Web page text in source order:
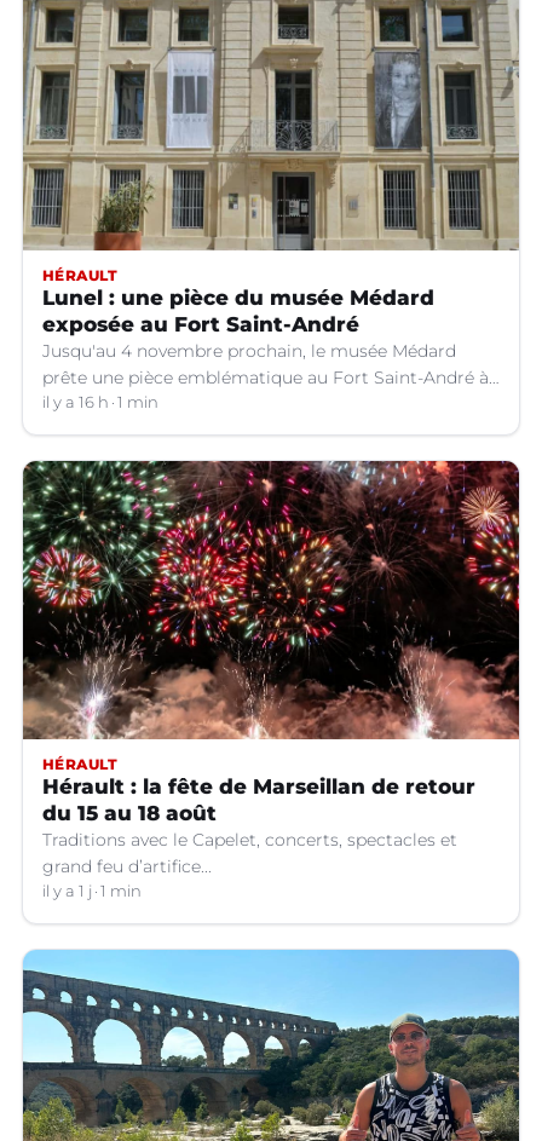
HÉRAULT
Lunel : une pièce du musée Médard
exposée au Fort Saint-André
Jusqu'au 4 novembre prochain, le musée Médard
prête une pièce emblématique au Fort Saint-André à
Villeneuve-lez-Avignon (Gard).
il y a 16 h 1 min
HÉRAULT
Hérault : la fête de Marseillan de retour
du 15 au 18 août
Traditions avec le Capelet, concerts, spectacles et
grand feu d’artifice...
il y a 1 j 1 min